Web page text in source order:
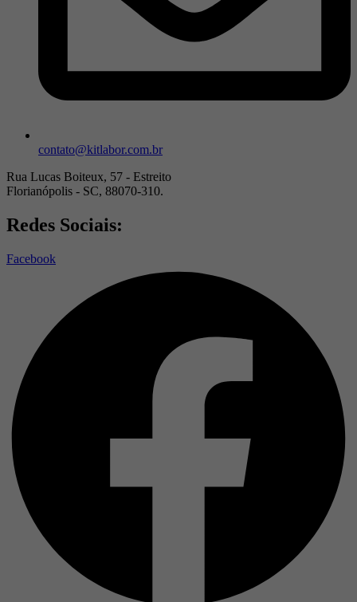
contato@kitlabor.com.br
Rua Lucas Boiteux, 57 - Estreito
Florianópolis - SC, 88070-310.
Redes Sociais:
Facebook